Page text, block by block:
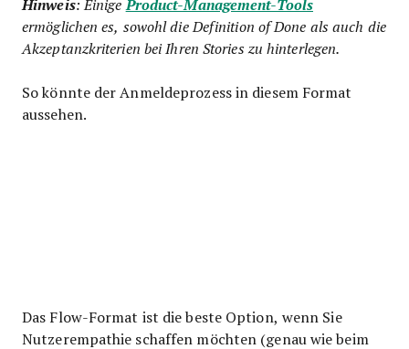
Hinweis: Einige Product-Management-Tools
ermöglichen es, sowohl die Definition of Done als auch die
Akzeptanzkriterien bei Ihren Stories zu hinterlegen.
So könnte der Anmeldeprozess in diesem Format
aussehen.
Das Flow-Format ist die beste Option, wenn Sie
Nutzerempathie schaffen möchten (genau wie beim